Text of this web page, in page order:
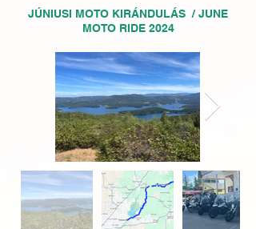
JÚNIUSI MOTO KIRÁNDULÁS / JUNE
MOTO RIDE 2024